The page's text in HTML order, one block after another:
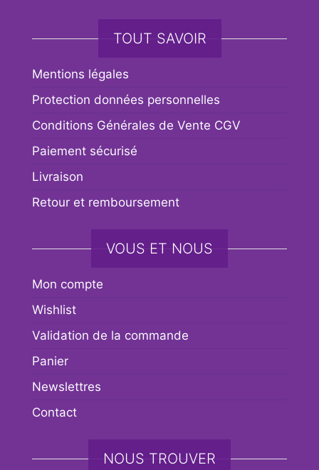
TOUT SAVOIR
Mentions légales
Protection données personnelles
Conditions Générales de Vente CGV
Paiement sécurisé
Livraison
Retour et remboursement
VOUS ET NOUS
Mon compte
Wishlist
Validation de la commande
Panier
Newslettres
Contact
NOUS TROUVER